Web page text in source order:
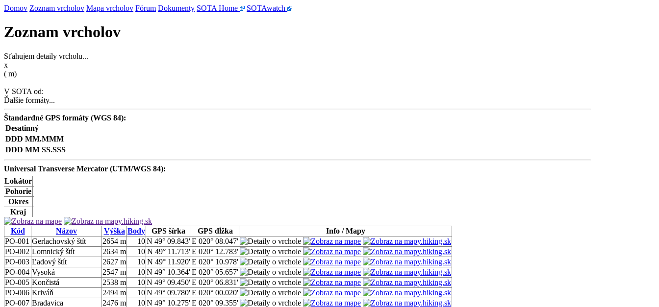
Domov Zoznam vrcholov Mapa vrcholov Fórum Dokumenty SOTA Home SOTAwatch
Zoznam vrcholov
Sťahujem detaily vrcholu...
x
( m)
V SOTA od:
Ďalšie formáty...
Štandardné GPS formáty (WGS 84):
Desatinný
DDD MM.MMM
DDD MM SS.SSS
Universal Transverse Mercator (UTM/WGS 84):
Lokátor
Pohorie
Okres
Kraj
Kód Názov Výška Body GPS šírka GPS dĺžka
Info / Mapy
PO-001 Gerlachovský štít 2654 m 10N 49° 09.843'E 020° 08.047'
PO-002 Lomnický štít 2634 m 10 N 49° 11.713'E 020° 12.783'
PO-003 Ľadový štít 2627 m 10 N 49° 11.920'E 020° 10.978'
PO-004 Vysoká 2547 m 10N 49° 10.364'E 020° 05.657'
PO-005 Končistá 2538 m 10N 49° 09.450'E 020° 06.831'
PO-006 Kriváň 2494 m 10N 49° 09.780'E 020° 00.020'
PO-007 Bradavica 2476 m 10N 49° 10.275'E 020° 09.355'